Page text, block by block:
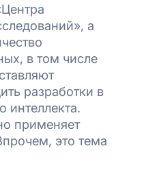
а
в том числе
разработки в
интеллекта.
применяет
это тема